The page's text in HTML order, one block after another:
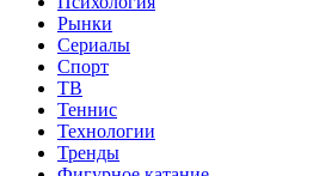
Рынки
Сериалы
Спорт
ТВ
Теннис
Технологии
Тренды